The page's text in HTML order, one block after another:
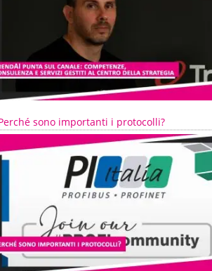
sono importanti i protocolli?